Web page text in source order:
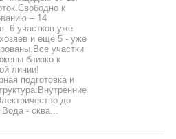
к
– 14
6 участков уже
и ещё 5 - уже
участки
близко к
линии!
подготовка и
до
Вода - сква...